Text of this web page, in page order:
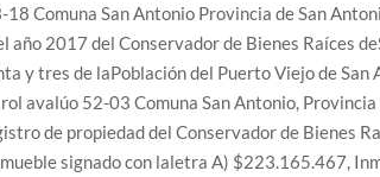
Comuna San Antonio Provincia de San
año 2017 del Conservador de Bienes Raíces
y tres de laPoblación del Puerto Viejo de San
avalúo 52-03 Comuna San Antonio,
de propiedad del Conservador de Bienes
signado con laletra A) $223.165.467,